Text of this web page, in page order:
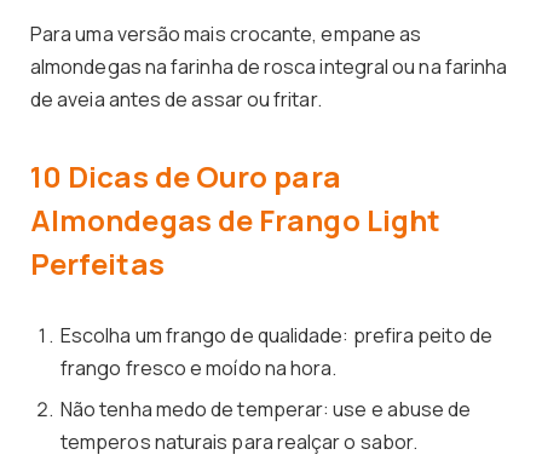
Para uma versão mais crocante, empane as
almondegas na farinha de rosca integral ou na farinha
de aveia antes de assar ou fritar.
10 Dicas de Ouro para
Almondegas de Frango Light
Perfeitas
Escolha um frango de qualidade: prefira peito de
frango fresco e moído na hora.
Não tenha medo de temperar: use e abuse de
temperos naturais para realçar o sabor.